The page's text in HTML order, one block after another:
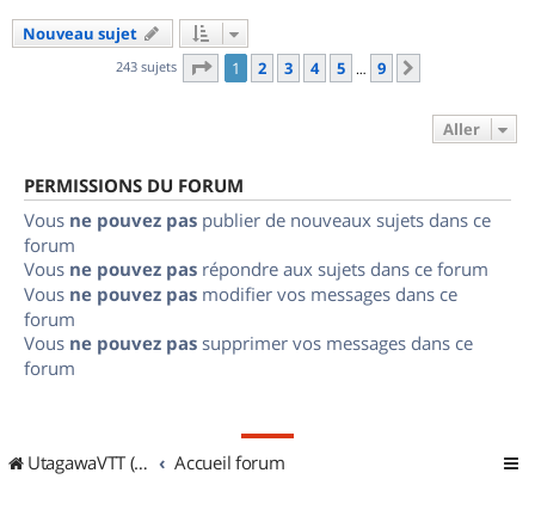
Nouveau sujet
243 sujets Page 1sur
1 2 3 4 5 … 9
Aller
PERMISSIONS DU FORUM
Vous ne pouvez pas publier de nouveaux sujets dans ce
forum
Vous ne pouvez pas répondre aux sujets dans ce forum
Vous ne pouvez pas modifier vos messages dans ce
forum
Vous ne pouvez pas supprimer vos messages dans ce
forum
UtagawaVTT (Randos VTT et VTTAE avec traces GPS) Accueil forum